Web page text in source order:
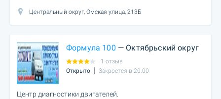
Центральный округ, Омская улица, 213Б
Формула 100 — Октябрьский округ
1 отзыв
Открыто
Закроется в 20:00
Центр диагностики двигателей.